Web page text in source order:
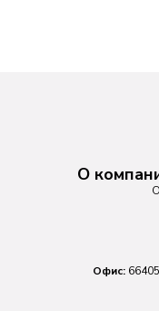
О
Офис: